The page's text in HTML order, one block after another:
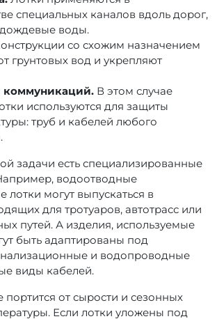
специальных каналов вдоль дорог,
воды.
со схожим назначением
грунтовых вод и укрепляют
коммуникаций. В этом случае
используются для защиты
труб и кабелей любого
задачи есть специализированные
водоотводные
лотки могут выпускаться в
для тротуаров, автотрасс или
путей. А изделия, используемые
быть адаптированы под
и водопроводные
виды кабелей.
от сырости и сезонных
Если лотки уложены под